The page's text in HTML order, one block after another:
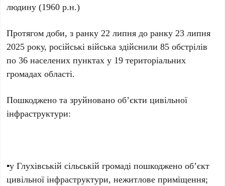
людину (1960 р.н.)
Протягом доби, з ранку 22 липня до ранку 23 липня
2025 року, російські війська здійснили 85 обстрілів
по 36 населених пунктах у 19 територіальних
громадах області.
Пошкоджено та зруйновано об’єкти цивільної
інфраструктури:
▪️у Глухівській сільській громаді пошкоджено об’єкт
цивільної інфраструктури, нежитлове приміщення;